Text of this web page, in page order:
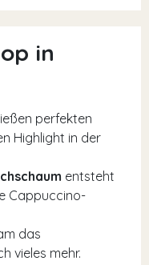
in
perfekten
Highlight in der
entsteht
Cappuccino-
das
vieles mehr.